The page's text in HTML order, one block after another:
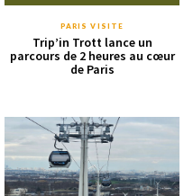
PARIS VISITE
Trip’in Trott lance un
parcours de 2 heures au cœur
de Paris